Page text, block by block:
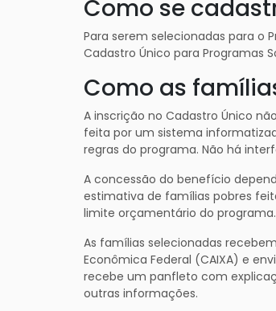
Como se
Para serem selecionadas para o
Cadastro Único para Programas
Como as
A inscrição no Cadastro Único
feita por um sistema
regras do programa. Não há
A concessão do benefício
estimativa de famílias pobres
limite orçamentário do programa.
As famílias selecionadas
Econômica Federal (CAIXA) e
recebe um panfleto com
outras informações.